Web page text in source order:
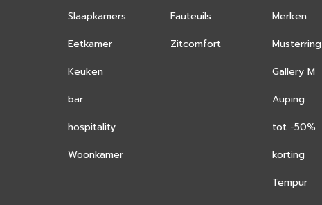
Slaapkamers
Eetkamer
Keuken
bar
hospitality
Woonkamer
Fauteuils
Zitcomfort
Merken
Musterring
Gallery M
Auping
tot -50%
korting
Tempur